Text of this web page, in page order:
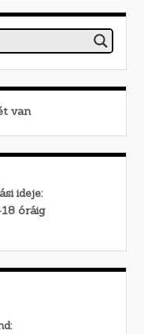
van
ideje:
óráig